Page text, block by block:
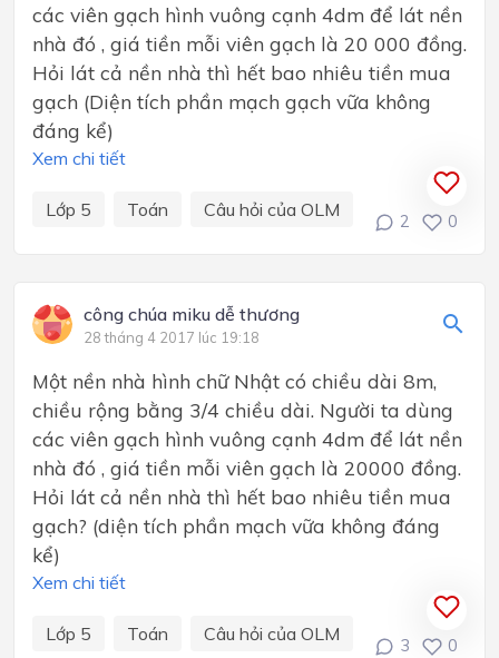
các viên gạch hình vuông cạnh 4dm để lát nền
nhà đó , giá tiền mỗi viên gạch là 20 000 đồng.
Hỏi lát cả nền nhà thì hết bao nhiêu tiền mua
gạch (Diện tích phần mạch gạch vữa không
đáng kể)
Xem chi tiết
Lớp 5 Toán Câu hỏi của OLM
2 0
công chúa miku dễ thương
28 tháng 4 2017 lúc 19:18
Một​ nền nhà hình chữ Nhật có chiều dài 8m,
chiều rộng bằng 3/4 chiều dài. Người ta dùng
các viên gạch hình vuông cạnh 4dm để lát nền
nhà đó , giá tiền mỗi viên gạch là 20000 đồng.
Hỏi lát cả nền nhà thì hết bao nhiêu tiền mua
gạch? (diện tích phần mạch vữa không đáng
kể)
Xem chi tiết
Lớp 5 Toán Câu hỏi của OLM
3 0